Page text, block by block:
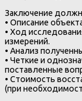
Заключение
• Описание
• Ход
измерений.
• Анализ
• Четкие и
поставленные
• Стоимость
(при